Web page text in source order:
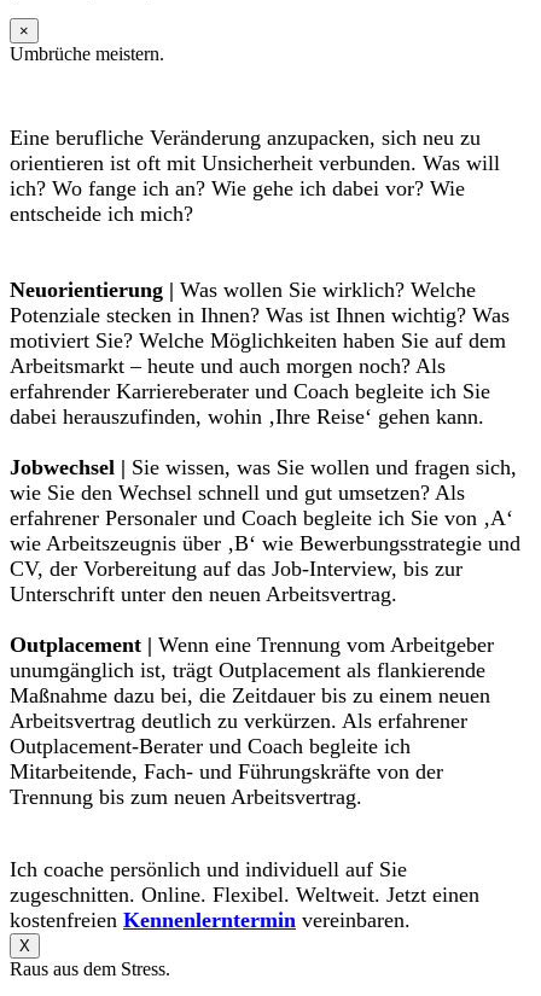
×
Umbrüche meistern.
Eine berufliche Veränderung anzupacken, sich neu zu
orientieren ist oft mit Unsicherheit verbunden. Was will
ich? Wo fange ich an? Wie gehe ich dabei vor? Wie
entscheide ich mich?
Neuorientierung | Was wollen Sie wirklich? Welche
Potenziale stecken in Ihnen? Was ist Ihnen wichtig? Was
motiviert Sie? Welche Möglichkeiten haben Sie auf dem
Arbeitsmarkt – heute und auch morgen noch? Als
erfahrender Karriereberater und Coach begleite ich Sie
dabei herauszufinden, wohin ‚Ihre Reise‘ gehen kann.
Jobwechsel | Sie wissen, was Sie wollen und fragen sich,
wie Sie den Wechsel schnell und gut umsetzen? Als
erfahrener Personaler und Coach begleite ich Sie von ‚A‘
wie Arbeitszeugnis über ‚B‘ wie Bewerbungsstrategie und
CV, der Vorbereitung auf das Job-Interview, bis zur
Unterschrift unter den neuen Arbeitsvertrag.
Outplacement | Wenn eine Trennung vom Arbeitgeber
unumgänglich ist, trägt Outplacement als flankierende
Maßnahme dazu bei, die Zeitdauer bis zu einem neuen
Arbeitsvertrag deutlich zu verkürzen. Als erfahrener
Outplacement-Berater und Coach begleite ich
Mitarbeitende, Fach- und Führungskräfte von der
Trennung bis zum neuen Arbeitsvertrag.
Ich coache persönlich und individuell auf Sie
zugeschnitten. Online. Flexibel. Weltweit. Jetzt einen
kostenfreien Kennenlerntermin vereinbaren.
X
Raus aus dem Stress.